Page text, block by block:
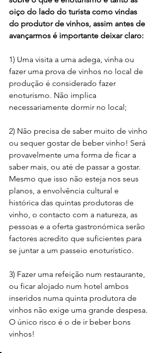
oiço do lado do turista como vindas
do produtor de vinhos, assim antes de
avançarmos é importante deixar claro:
1) Uma visita a uma adega, vinha ou
fazer uma prova de vinhos no local de
produção é considerado fazer
enoturismo. Não implica
necessariamente dormir no local;
2) Não precisa de saber muito de vinho
ou sequer gostar de beber vinho! Será
provavelmente uma forma de ficar a
saber mais, ou até de passar a gostar.
Mesmo que isso não esteja nos seus
planos, a envolvência cultural e
histórica das quintas produtoras de
vinho, o contacto com a natureza, as
pessoas e a oferta gastronómica serão
factores acredito que suficientes para
se juntar a um passeio enoturístico.
3) Fazer uma refeição num restaurante,
ou ficar alojado num hotel ambos
inseridos numa quinta produtora de
vinhos não exige uma grande despesa.
O único risco é o de ir beber bons
vinhos!